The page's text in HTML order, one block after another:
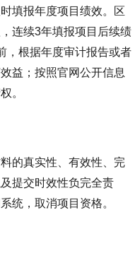
填报年度项目绩效。区
连续3年填报项目后续绩
，根据年度审计报告或者
益；按照官网公开信息
。
的真实性、有效性、完
提交时效性负完全责
统，取消项目资格。